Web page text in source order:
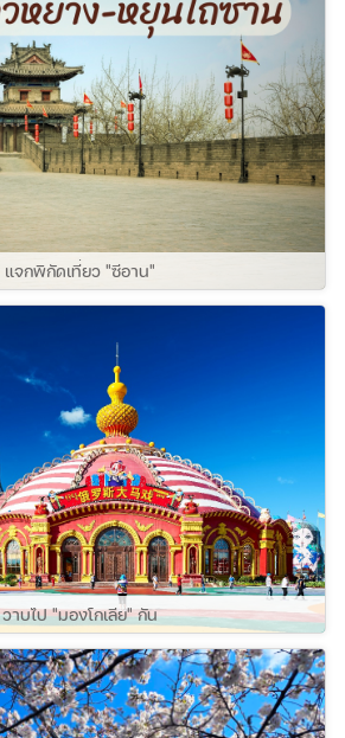
แจกพิกัดเที่ยว "ซีอาน"
วาบไป "มองโกเลีย" กัน